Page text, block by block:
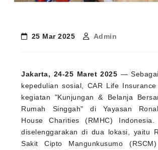
25 Mar 2025 Admin
Jakarta, 24-25 Maret 2025 —
kepedulian sosial, CAR Life Insurance
kegiatan "Kunjungan & Belanja
Rumah Singgah" di Yayasan
House Charities (RMHC)
diselenggarakan di dua lokasi, yaitu
Sakit Cipto Mangunkusumo